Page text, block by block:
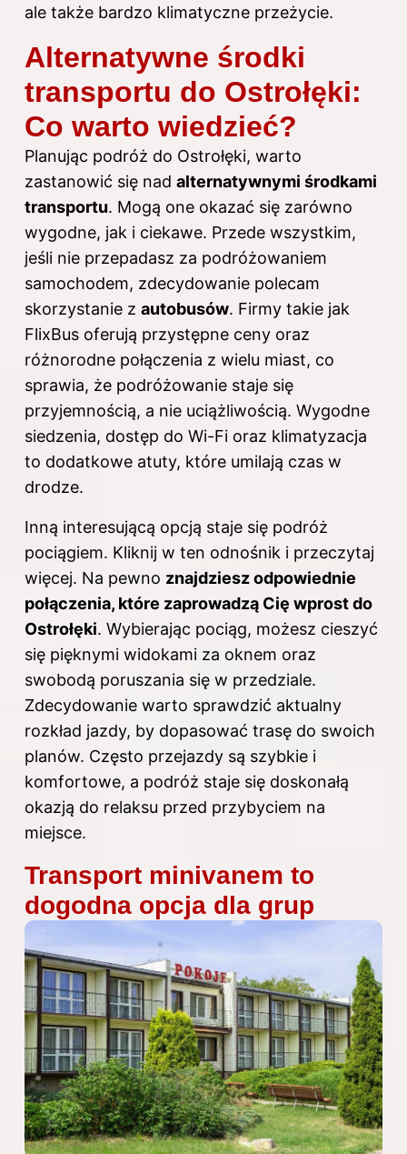
ale także bardzo klimatyczne przeżycie.
Alternatywne środki
transportu do Ostrołęki:
Co warto wiedzieć?
Planując podróż do Ostrołęki, warto
zastanowić się nad alternatywnymi środkami
transportu. Mogą one okazać się zarówno
wygodne, jak i ciekawe. Przede wszystkim,
jeśli nie przepadasz za podróżowaniem
samochodem, zdecydowanie polecam
skorzystanie z autobusów. Firmy takie jak
FlixBus oferują przystępne ceny oraz
różnorodne połączenia z wielu miast, co
sprawia, że podróżowanie staje się
przyjemnością, a nie uciążliwością. Wygodne
siedzenia, dostęp do Wi-Fi oraz klimatyzacja
to dodatkowe atuty, które umilają czas w
drodze.
Inną interesującą opcją staje się podróż
pociągiem. Kliknij w ten odnośnik i przeczytaj
więcej. Na pewno znajdziesz odpowiednie
połączenia, które zaprowadzą Cię wprost do
Ostrołęki. Wybierając pociąg, możesz cieszyć
się pięknymi widokami za oknem oraz
swobodą poruszania się w przedziale.
Zdecydowanie warto sprawdzić aktualny
rozkład jazdy, by dopasować trasę do swoich
planów. Często przejazdy są szybkie i
komfortowe, a podróż staje się doskonałą
okazją do relaksu przed przybyciem na
miejsce.
Transport minivanem to
dogodna opcja dla grup